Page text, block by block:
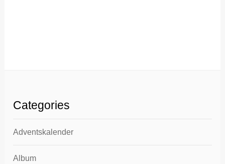
Categories
Adventskalender
Album